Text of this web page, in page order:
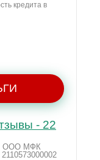
кредита в
- 22
| ООО МФК